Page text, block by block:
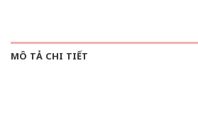
MÔ TẢ CHI TIẾT